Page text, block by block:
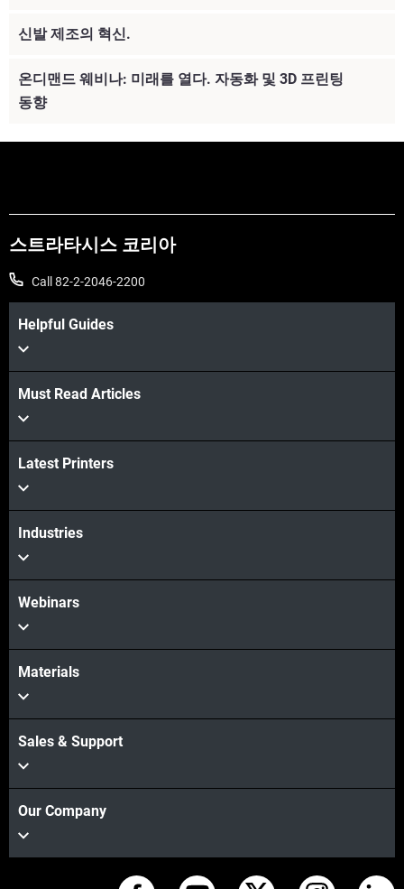
신발 제조의 혁신.
더보기
온디맨드 웨비나: 미래를 열다. 자동화 및 3D 프린팅
동향
더보기
스트라타시스 코리아
Call 82-2-2046-2200
Helpful Guides
Must Read Articles
Latest Printers
Industries
Webinars
Materials
Sales & Support
Our Company